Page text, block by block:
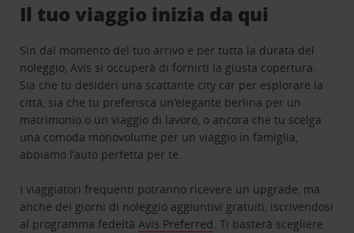
Il tuo viaggio inizia da qui
Sin dal momento del tuo arrivo e per tutta la durata del
noleggio, Avis si occuperà di fornirti la giusta copertura.
Sia che tu desideri una scattante city car per esplorare la
città, sia che tu preferisca un’elegante berlina per un
matrimonio o un viaggio di lavoro, o ancora che tu scelga
una comoda monovolume per un viaggio in famiglia,
abbiamo l’auto perfetta per te.
I viaggiatori frequenti potranno ricevere un upgrade, ma
anche dei giorni di noleggio aggiuntivi gratuiti, iscrivendosi
al programma fedeltàAvis Preferred. Ti basterà scegliere